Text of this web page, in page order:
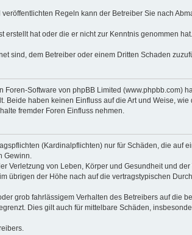
Regeln kann der Betreiber Sie nach
hat oder die er nicht zur Kenntnis genommen
sind, dem Betreiber oder einem Dritten Schaden
Foren-Software von phpBB Limited (www.phpbb.com)
haben keinen Einfluss auf die Art und Weise, wie
fremder Foren Einfluss nehmen.
(Kardinalpflichten) nur für Schäden, die auf
Gewinn.
Verletzung von Leben, Körper und Gesundheit und der
übrigen der Höhe nach auf die vertragstypischen
grob fahrlässigem Verhalten des Betreibers auf die
Dies gilt auch für mittelbare Schäden,